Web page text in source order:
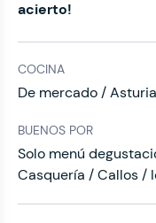
acierto!
COCINA
De mercado /
BUENOS POR
Solo menú
Casquería / Callos /